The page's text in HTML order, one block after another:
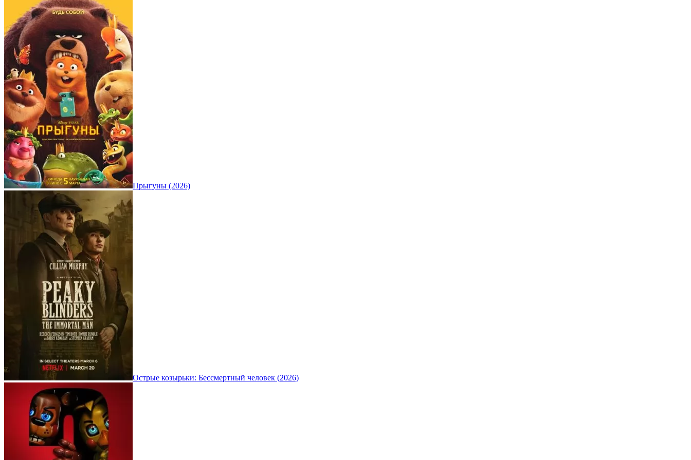
Прыгуны (2026)
Острые козырьки: Бессмертный человек (2026)